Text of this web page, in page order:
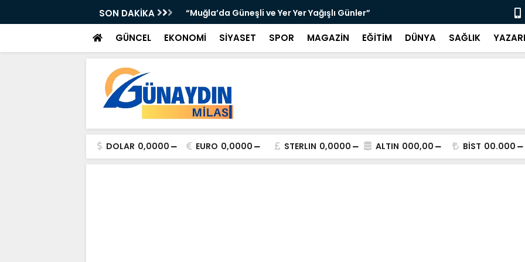
SON DAKİKA
ATTI: TORUNOĞULLARI VE OLTULU BİR “Muğla’da Güneşli ve Yer Yer Yağışlı Günler” “Sosyolog
GÜNCEL EKONOMİ SİYASET SPOR MAGAZİN EĞİTİM DÜNYA SAĞLIK
DOLAR 0,0000 EURO 0,0000 STERLIN 0,0000 ALTIN 000,00 BİST 00.000